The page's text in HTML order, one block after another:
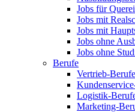
Jobs für
Jobs mit
Jobs mit
Jobs ohne
Jobs ohne
Berufe
Vertrieb-Berufe
Logistik-
Marketing-